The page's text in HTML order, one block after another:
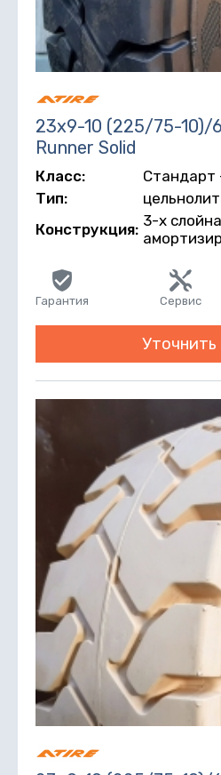
23х9-10 (225/75-10)/
Runner Solid
Класс:
Стандарт
Тип:
Конструкция: 3-х
Гарантия Сервис
Уточнить